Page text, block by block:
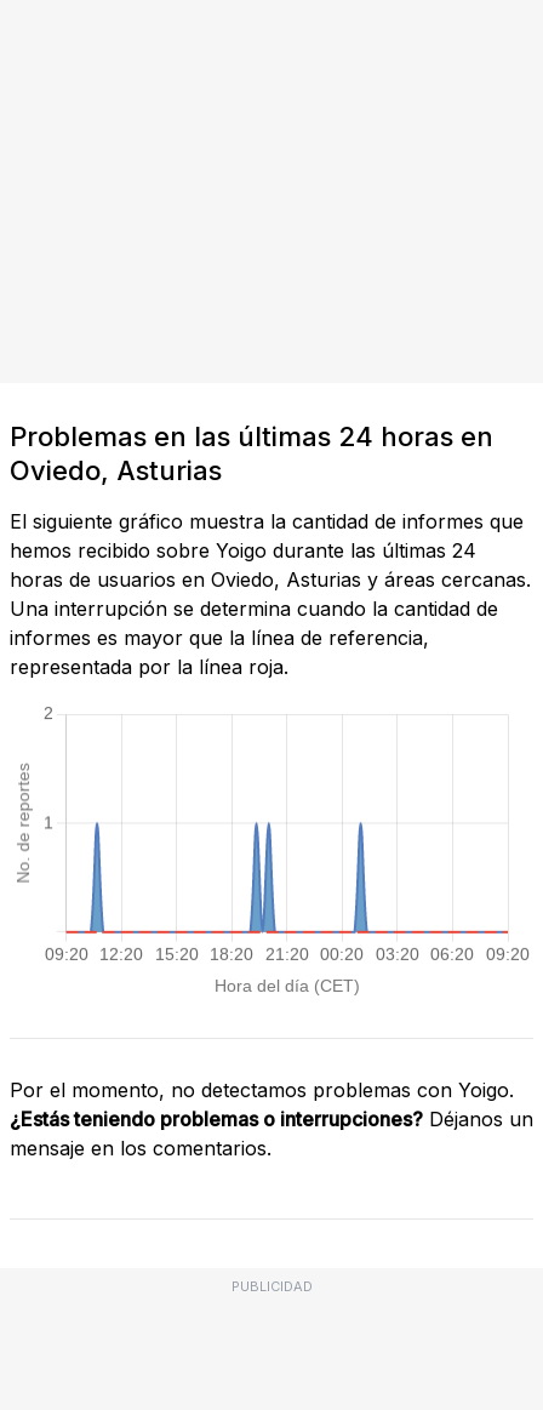
Problemas en las últimas 24 horas en
Oviedo, Asturias
El siguiente gráfico muestra la cantidad de informes que
hemos recibido sobre Yoigo durante las últimas 24
horas de usuarios en Oviedo, Asturias y áreas cercanas.
Una interrupción se determina cuando la cantidad de
informes es mayor que la línea de referencia,
representada por la línea roja.
Por el momento, no detectamos problemas con Yoigo.
¿Estás teniendo problemas o interrupciones? Déjanos un
mensaje en los comentarios.
PUBLICIDAD